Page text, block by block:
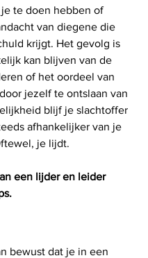
te doen hebben of
van diegene die
krijgt. Het gevolg is
kan blijven van de
of het oordeel van
jezelf te ontslaan van
blijf je slachtoffer
afhankelijker van je
je lijdt.
een lijder en leider
bewust dat je in een